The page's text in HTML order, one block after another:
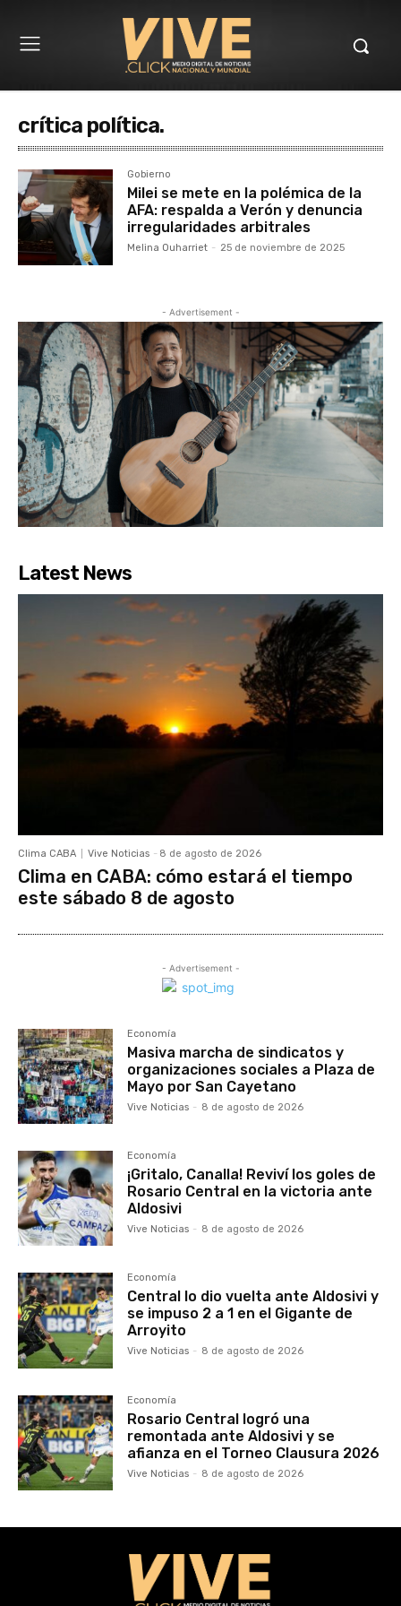
crítica política.
Gobierno
Milei se mete en la polémica de la
AFA: respalda a Verón y denuncia
irregularidades arbitrales
Melina Ouharriet - 25 de noviembre de 2025
- Advertisement -
Latest News
Clima CABA Vive Noticias - 8 de agosto de 2026
Clima en CABA: cómo estará el tiempo
este sábado 8 de agosto
- Advertisement -
Economía
Masiva marcha de sindicatos y
organizaciones sociales a Plaza de
Mayo por San Cayetano
Vive Noticias - 8 de agosto de 2026
Economía
¡Gritalo, Canalla! Reviví los goles de
Rosario Central en la victoria ante
Aldosivi
Vive Noticias - 8 de agosto de 2026
Economía
Central lo dio vuelta ante Aldosivi y
se impuso 2 a 1 en el Gigante de
Arroyito
Vive Noticias - 8 de agosto de 2026
Economía
Rosario Central logró una
remontada ante Aldosivi y se
afianza en el Torneo Clausura 2026
Vive Noticias - 8 de agosto de 2026